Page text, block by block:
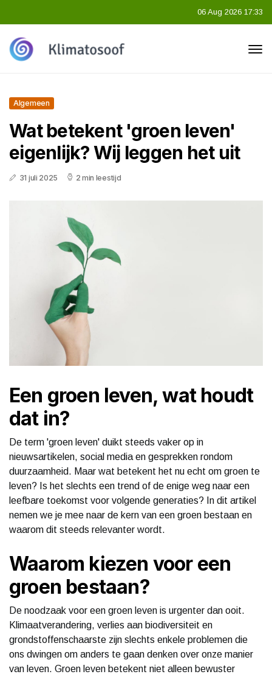
06 Aug 2026 17:33
Algemeen
Wat betekent 'groen leven'
eigenlijk? Wij leggen het uit
31 juli 2025 2 min leestijd
Een groen leven, wat houdt
dat in?
De term 'groen leven' duikt steeds vaker op in
nieuwsartikelen, social media en gesprekken rondom
duurzaamheid. Maar wat betekent het nu echt om groen te
leven? Is het slechts een trend of de enige weg naar een
leefbare toekomst voor volgende generaties? In dit artikel
nemen we je mee naar de kern van een groen bestaan en
waarom dit steeds relevanter wordt.
Waarom kiezen voor een
groen bestaan?
De noodzaak voor een groen leven is urgenter dan ooit.
Klimaatverandering, verlies aan biodiversiteit en
grondstoffenschaarste zijn slechts enkele problemen die
ons dwingen om anders te gaan denken over onze manier
van leven. Groen leven betekent niet alleen bewuster